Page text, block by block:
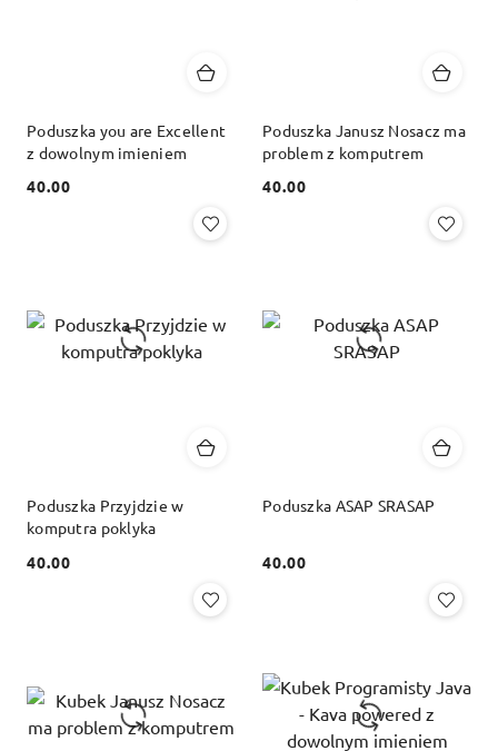
Poduszka you are Excellent
z dowolnym imieniem
Cena:
40.00
Poduszka Janusz Nosacz ma
problem z komputrem
Cena:
40.00
Poduszka Przyjdzie w
komputra poklyka
Cena:
40.00
Poduszka ASAP SRASAP
Cena:
40.00